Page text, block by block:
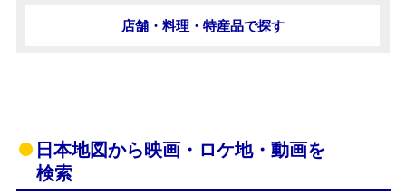
店舗・料理・特産品で探す
日本地図から映画・ロケ地・動画を
検索